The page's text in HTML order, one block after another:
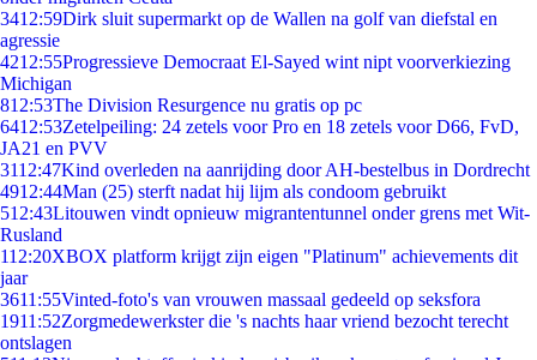
3412:59Dirk sluit supermarkt op de Wallen na golf van diefstal en
agressie
4212:55Progressieve Democraat El-Sayed wint nipt voorverkiezing
Michigan
812:53The Division Resurgence nu gratis op pc
6412:53Zetelpeiling: 24 zetels voor Pro en 18 zetels voor D66, FvD,
JA21 en PVV
3112:47Kind overleden na aanrijding door AH-bestelbus in Dordrecht
4912:44Man (25) sterft nadat hij lijm als condoom gebruikt
512:43Litouwen vindt opnieuw migrantentunnel onder grens met Wit-
Rusland
112:20XBOX platform krijgt zijn eigen "Platinum" achievements dit
jaar
3611:55Vinted-foto's van vrouwen massaal gedeeld op seksfora
1911:52Zorgmedewerkster die 's nachts haar vriend bezocht terecht
ontslagen